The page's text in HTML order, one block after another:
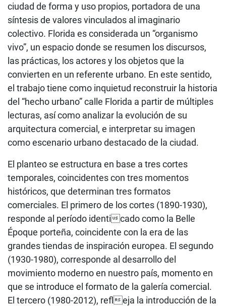
ciudad de forma y uso propios, portadora de una
síntesis de valores vinculados al imaginario
colectivo. Florida es considerada un “organismo
vivo”, un espacio donde se resumen los discursos,
las prácticas, los actores y los objetos que la
convierten en un referente urbano. En este sentido,
el trabajo tiene como inquietud reconstruir la historia
del “hecho urbano” calle Florida a partir de múltiples
lecturas, así como analizar la evolución de su
arquitectura comercial, e interpretar su imagen
como escenario urbano destacado de la ciudad.
El planteo se estructura en base a tres cortes
temporales, coincidentes con tres momentos
históricos, que determinan tres formatos
comerciales. El primero de los cortes (1890-1930),
responde al período identicado como la Belle
Époque porteña, coincidente con la era de las
grandes tiendas de inspiración europea. El segundo
(1930-1980), corresponde al desarrollo del
movimiento moderno en nuestro país, momento en
que se introduce el formato de la galería comercial.
El tercero (1980-2012), refleja la introducción de la